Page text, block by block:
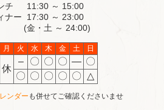
チ 11:30 ～ 15:00
ナー 17:30 ～ 23:00
(金・土 ～ 24:00)
月 火 水 木 金 土 日
休
– 〇 〇 〇 ― 〇
〇 〇 〇 〇 〇 △
ンダー も併せてご確認くださいませ